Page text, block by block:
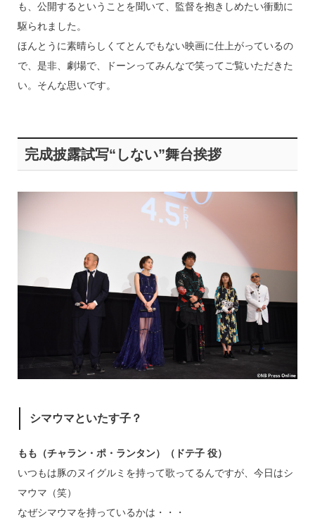
も、公開するということを聞いて、監督を抱きしめたい衝動に
駆られました。
ほんとうに素晴らしくてとんでもない映画に仕上がっているの
で、是非、劇場で、ドーンってみんなで笑ってご覧いただきた
い。そんな思いです。
完成披露試写“しない”舞台挨拶
シマウマといたす子？
もも（チャラン・ポ・ランタン）（ドテ子 役）
いつもは豚のヌイグルミを持って歌ってるんですが、今日はシ
マウマ（笑）
なぜシマウマを持っているかは・・・